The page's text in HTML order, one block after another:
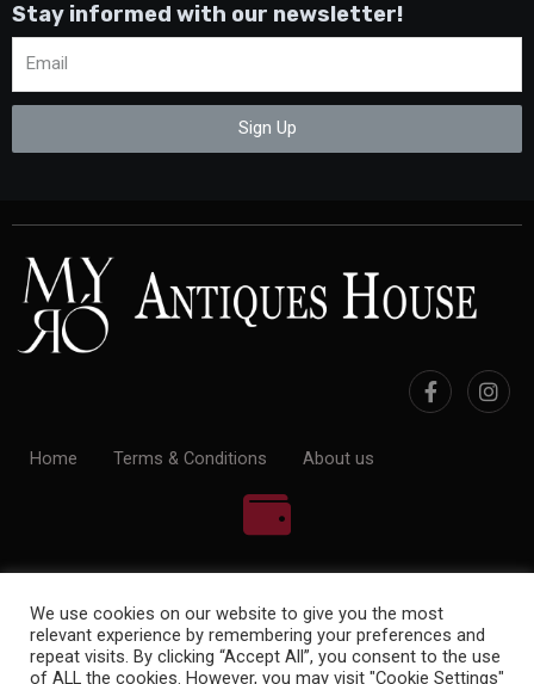
Stay informed with our newsletter!
Sign Up
Home Terms & Conditions About us
We use cookies on our website to give you the most
relevant experience by remembering your preferences and
repeat visits. By clicking “Accept All”, you consent to the use
of ALL the cookies. However, you may visit "Cookie Settings"